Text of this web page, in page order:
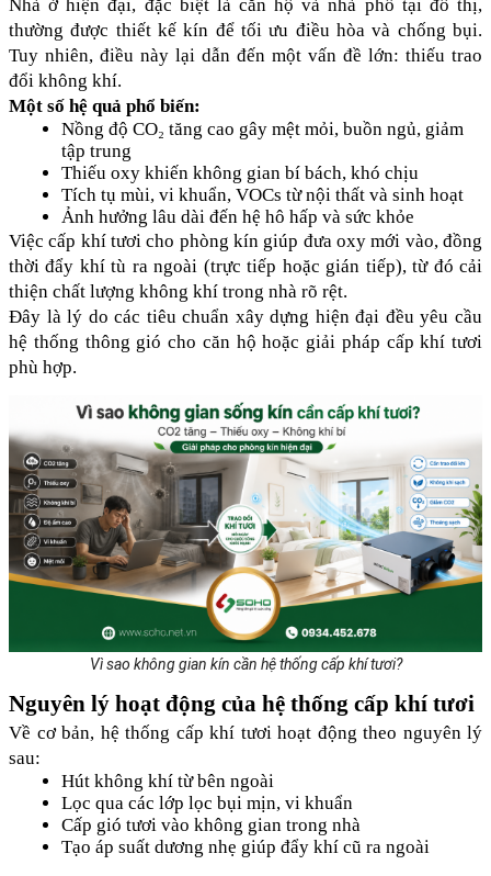
Nhà ở hiện đại, đặc biệt là căn hộ và nhà phố tại đô thị,
thường được thiết kế kín để tối ưu điều hòa và chống bụi.
Tuy nhiên, điều này lại dẫn đến một vấn đề lớn: thiếu trao
đổi không khí.
Một số hệ quả phổ biến:
Nồng độ CO₂ tăng cao gây mệt mỏi, buồn ngủ, giảm
tập trung
Thiếu oxy khiến không gian bí bách, khó chịu
Tích tụ mùi, vi khuẩn, VOCs từ nội thất và sinh hoạt
Ảnh hưởng lâu dài đến hệ hô hấp và sức khỏe
Việc cấp khí tươi cho phòng kín giúp đưa oxy mới vào, đồng
thời đẩy khí tù ra ngoài (trực tiếp hoặc gián tiếp), từ đó cải
thiện chất lượng không khí trong nhà rõ rệt.
Đây là lý do các tiêu chuẩn xây dựng hiện đại đều yêu cầu
hệ thống thông gió cho căn hộ hoặc giải pháp cấp khí tươi
phù hợp.
Vì sao không gian kín cần hệ thống cấp khí tươi?
Nguyên lý hoạt động của hệ thống cấp khí tươi
Về cơ bản, hệ thống cấp khí tươi hoạt động theo nguyên lý
sau:
Hút không khí từ bên ngoài
Lọc qua các lớp lọc bụi mịn, vi khuẩn
Cấp gió tươi vào không gian trong nhà
Tạo áp suất dương nhẹ giúp đẩy khí cũ ra ngoài